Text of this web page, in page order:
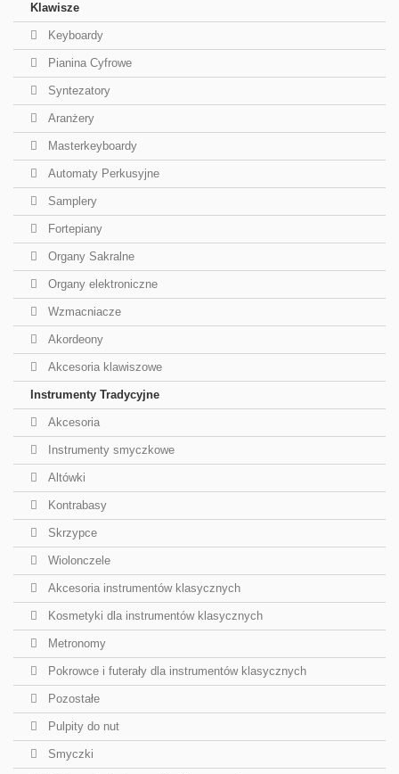
Klawisze
Keyboardy
Pianina Cyfrowe
Syntezatory
Aranżery
Masterkeyboardy
Automaty Perkusyjne
Samplery
Fortepiany
Organy Sakralne
Organy elektroniczne
Wzmacniacze
Akordeony
Akcesoria klawiszowe
Instrumenty Tradycyjne
Akcesoria
Instrumenty smyczkowe
Altówki
Kontrabasy
Skrzypce
Wiolonczele
Akcesoria instrumentów klasycznych
Kosmetyki dla instrumentów klasycznych
Metronomy
Pokrowce i futerały dla instrumentów klasycznych
Pozostałe
Pulpity do nut
Smyczki